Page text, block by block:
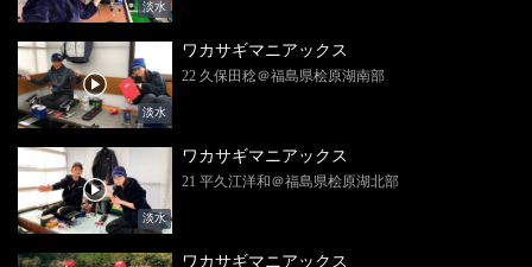
淡水
淡水
ワカサギマニアックス
22 久保田稔＠福島県桧原湖南部
淡水
ワカサギマニアックス
21 平久江洋和＠福島県桧原湖北部
ワカサギマニアックス